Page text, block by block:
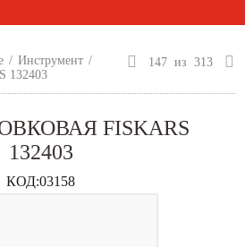
/ Инструмент /
132403
147 из 313
FISKARS
132403
КОД:03158